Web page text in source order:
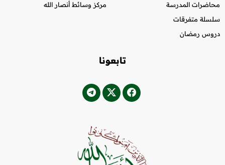
محاضرات المدرسة
سلسلة متفرقات
دروس رمضان
مركز وسائط أنصار الله
تابعونا